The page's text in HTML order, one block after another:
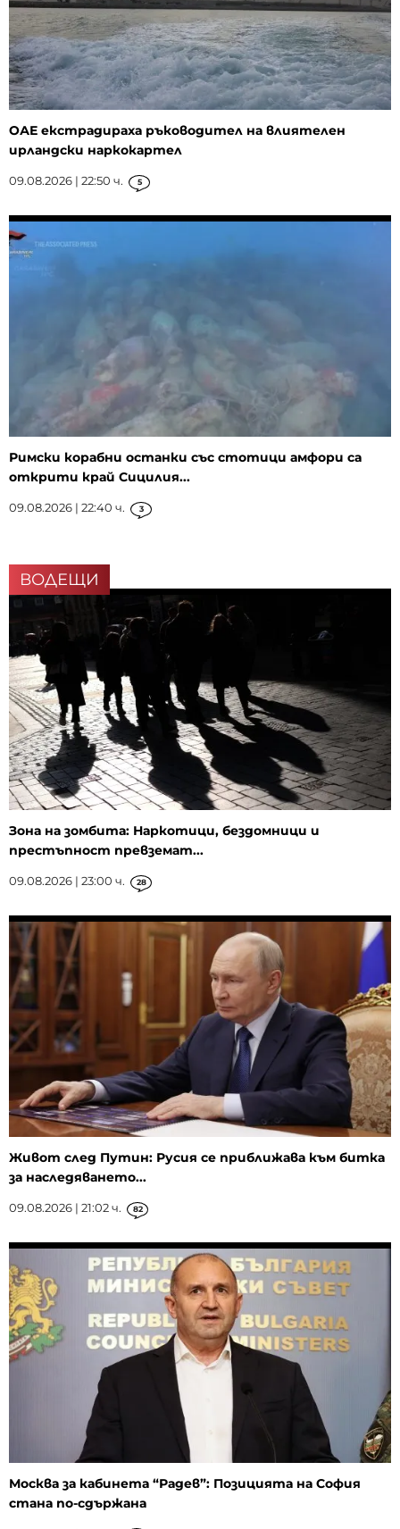
ОАЕ екстрадираха ръководител на влиятелен
ирландски наркокартел
09.08.2026 | 22:50 ч. 5
Римски корабни останки със стотици амфори са
открити край Сицилия...
09.08.2026 | 22:40 ч. 3
ВОДЕЩИ
Зона на зомбита: Наркотици, бездомници и
престъпност превземат...
09.08.2026 | 23:00 ч. 28
Живот след Путин: Русия се приближава към битка
за наследяването...
09.08.2026 | 21:02 ч. 82
Москва за кабинета “Радев”: Позицията на София
стана по-сдържана